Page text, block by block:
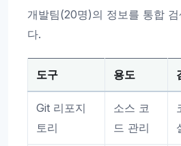
개발팀(20명)의 정보를 통합
다.
도구 용도
Git 리포지
토리
소스 코
드 관리